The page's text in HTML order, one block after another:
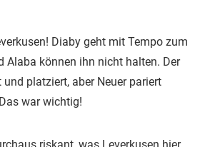
Diaby geht mit Tempo zum
Alaba können ihn nicht halten. Der
platziert, aber Neuer pariert
war wichtig!